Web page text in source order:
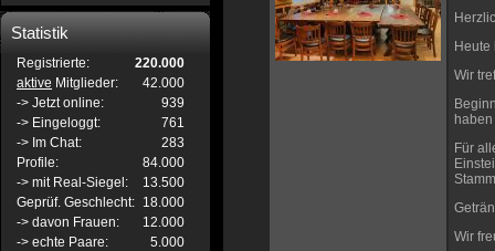
Statistik
Registrierte:
220.000
aktive Mitglieder:
42.000
-> Jetzt online:
939
-> Eingeloggt:
761
-> Im Chat:
283
Profile:
84.000
-> mit Real-Siegel:
13.500
Geprüf. Geschlecht: 18.000
-> davon Frauen:
12.000
-> echte Paare:
5.000
Heute
Wir
Für
Wir